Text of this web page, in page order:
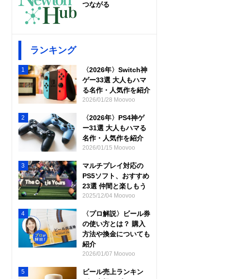
つながる
ランキング
1
〈2026年〉Switch神
ゲー33選 大人もハマ
る名作・人気作を紹介
2026/01/28 Moovoo
2
〈2026年〉PS4神ゲ
ー31選 大人もハマる
名作・人気作を紹介
2026/01/15 Moovoo
3
マルチプレイ対応の
PS5ソフト、おすすめ
23選 仲間と楽しもう
2025/12/04 Moovoo
4
〈プロ解説〉ビール券
の使い方とは？ 購入
方法や換金についても
紹介
2026/01/07 Moovoo
5
ビール売上ランキン